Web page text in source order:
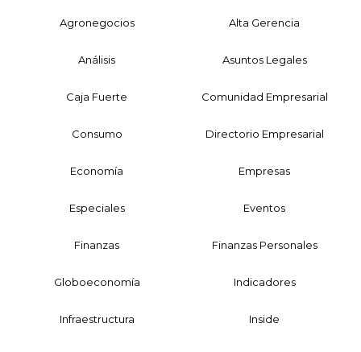
Agronegocios Alta Gerencia
Análisis Asuntos Legales
Caja Fuerte Comunidad Empresarial
Consumo Directorio Empresarial
Economía Empresas
Especiales Eventos
Finanzas Finanzas Personales
Globoeconomía Indicadores
Infraestructura Inside